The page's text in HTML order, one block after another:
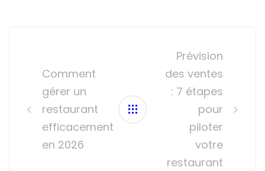
Comment
gérer un
restaurant
efficacement
en 2026
Prévision
des ventes
: 7 étapes
pour
piloter
votre
restaurant